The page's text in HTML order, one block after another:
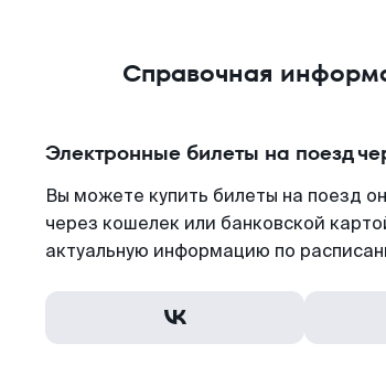
Справочная
Электронные билеты на поезд
Вы можете купить билеты на поезд
через кошелек или банковской
актуальную информацию по